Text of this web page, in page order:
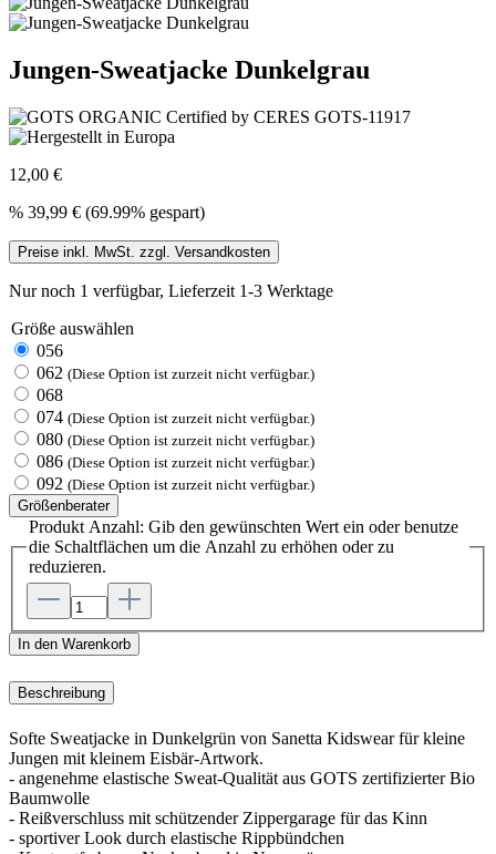
Jungen-Sweatjacke Dunkelgrau
12,00 €
% 39,99 € (69.99% gespart)
Preise inkl. MwSt. zzgl. Versandkosten
Nur noch 1 verfügbar, Lieferzeit 1-3 Werktage
Größe auswählen
056
062 (Diese Option ist zurzeit nicht verfügbar.)
068
074 (Diese Option ist zurzeit nicht verfügbar.)
080 (Diese Option ist zurzeit nicht verfügbar.)
086 (Diese Option ist zurzeit nicht verfügbar.)
092 (Diese Option ist zurzeit nicht verfügbar.)
Größenberater
Produkt Anzahl: Gib den gewünschten Wert ein oder benutze
die Schaltflächen um die Anzahl zu erhöhen oder zu
reduzieren.
In den Warenkorb
Beschreibung
Softe Sweatjacke in Dunkelgrün von Sanetta Kidswear für kleine
Jungen mit kleinem Eisbär-Artwork.
- angenehme elastische Sweat-Qualität aus GOTS zertifizierter Bio
Baumwolle
- Reißverschluss mit schützender Zippergarage für das Kinn
- sportiver Look durch elastische Rippbündchen